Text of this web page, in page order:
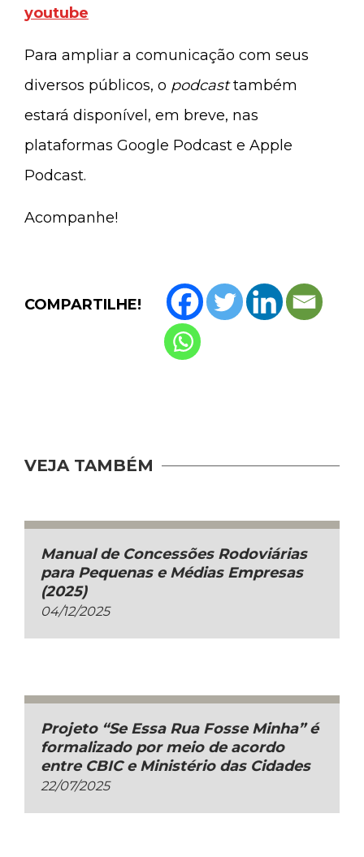
youtube
Para ampliar a comunicação com seus
diversos públicos, o podcasttambém
estará disponível, em breve, nas
plataformas Google Podcast e Apple
Podcast.
Acompanhe!
COMPARTILHE!
VEJA TAMBÉM
Manual de Concessões Rodoviárias
para Pequenas e Médias Empresas
(2025)
04/12/2025
Projeto “Se Essa Rua Fosse Minha” é
formalizado por meio de acordo
entre CBIC e Ministério das Cidades
22/07/2025